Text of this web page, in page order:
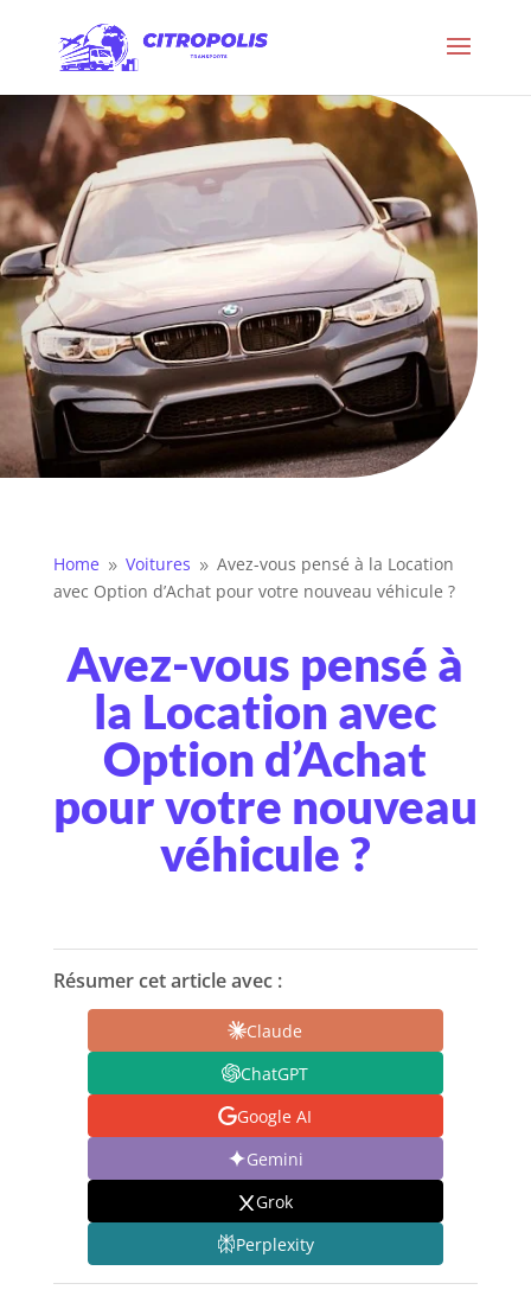
Home 9 Voitures 9 Avez-vous pensé à la Location
avec Option d’Achat pour votre nouveau véhicule ?
Avez-vous pensé à
la Location avec
Option d’Achat
pour votre nouveau
véhicule ?
Résumer cet article avec :
Claude
ChatGPT
Google AI
Gemini
Grok
Perplexity